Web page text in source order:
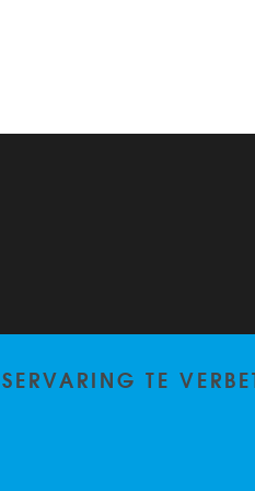
TE